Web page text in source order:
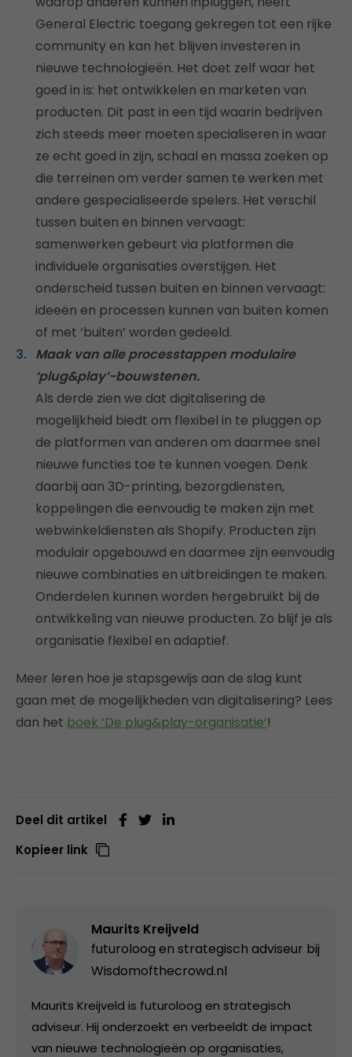
General Electric toegang gekregen tot een rijke
community en kan het blijven investeren in
nieuwe technologieën. Het doet zelf waar het
goed in is: het ontwikkelen en marketen van
producten. Dit past in een tijd waarin bedrijven
zich steeds meer moeten specialiseren in waar
ze echt goed in zijn, schaal en massa zoeken op
die terreinen om verder samen te werken met
andere gespecialiseerde spelers. Het verschil
tussen buiten en binnen vervaagt:
samenwerken gebeurt via platformen die
individuele organisaties overstijgen. Het
onderscheid tussen buiten en binnen vervaagt:
ideeën en processen kunnen van buiten komen
of met ‘buiten’ worden gedeeld.
Maak van alle processtappen modulaire
‘plug&play’-bouwstenen.
Als derde zien we dat digitalisering de
mogelijkheid biedt om flexibel in te pluggen op
de platformen van anderen om daarmee snel
nieuwe functies toe te kunnen voegen. Denk
daarbij aan 3D-printing, bezorgdiensten,
koppelingen die eenvoudig te maken zijn met
webwinkeldiensten als Shopify. Producten zijn
modulair opgebouwd en daarmee zijn eenvoudig
nieuwe combinaties en uitbreidingen te maken.
Onderdelen kunnen worden hergebruikt bij de
ontwikkeling van nieuwe producten. Zo blijf je als
organisatie flexibel en adaptief.
Meer leren hoe je stapsgewijs aan de slag kunt
gaan met de mogelijkheden van digitalisering? Lees
dan het boek ‘De plug&play-organisatie’!
Deel dit artikel
Kopieer link
Maurits Kreijveld
futuroloog en strategisch adviseur bij
Wisdomofthecrowd.nl
Maurits Kreijveld is futuroloog en strategisch
adviseur. Hij onderzoekt en verbeeldt de impact
van nieuwe technologieën op organisaties,